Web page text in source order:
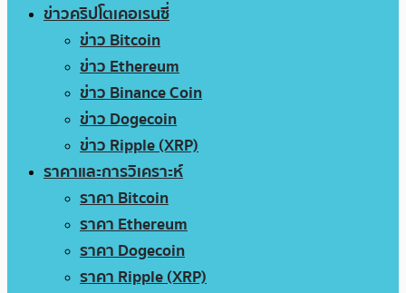
ข่าวคริปโตเคอเรนซี่
ข่าว Bitcoin
ข่าว Ethereum
ข่าว Binance Coin
ข่าว Dogecoin
ข่าว Ripple (XRP)
ราคาและการวิเคราะห์
ราคา Bitcoin
ราคา Ethereum
ราคา Dogecoin
ราคา Ripple (XRP)